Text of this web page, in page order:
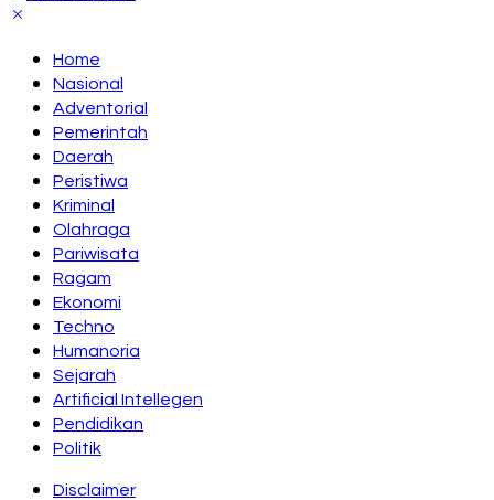
Home
Nasional
Adventorial
Pemerintah
Daerah
Peristiwa
Kriminal
Olahraga
Pariwisata
Ragam
Ekonomi
Techno
Humanoria
Sejarah
Artificial Intellegen
Pendidikan
Politik
Disclaimer